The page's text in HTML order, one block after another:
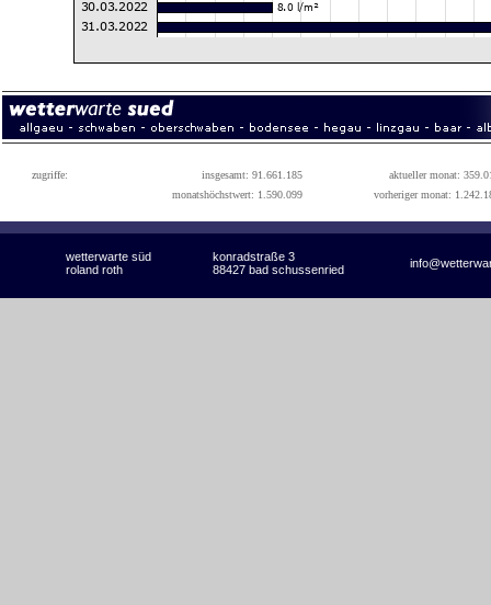
zugriffe: insgesamt: 91.661.185
aktueller monat:
monatshöchstwert: 1.590.099
vorheriger monat:
wetterwarte süd konradstraße 3
roland roth 88427 bad schussenried